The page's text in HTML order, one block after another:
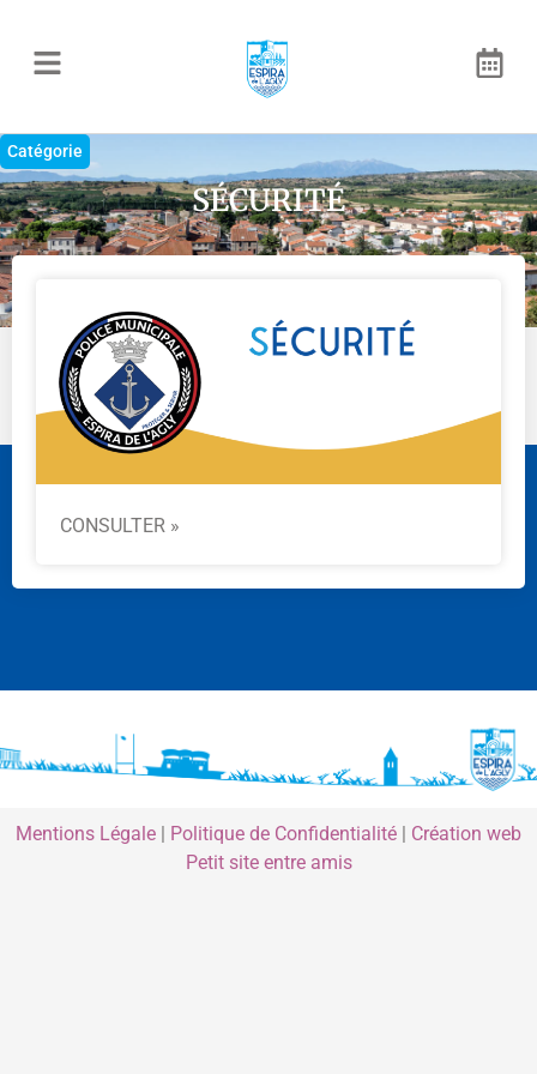
Catégorie
SÉCURITÉ
CONSULTER »
Mentions Légale | Politique de Confidentialité | Création web
Petit site entre amis